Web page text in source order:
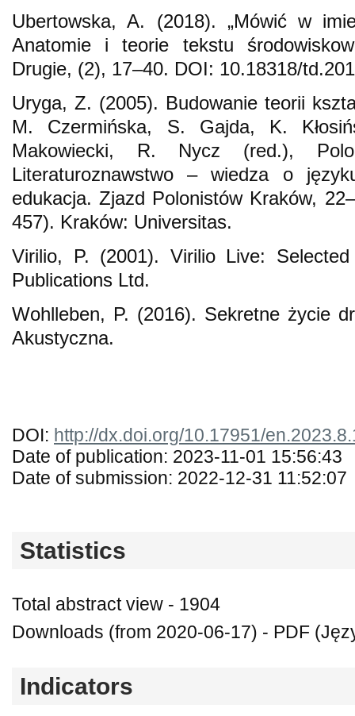
Ubertowska, A. (2018). „Mówić w
Anatomie i teorie tekstu
Drugie, (2), 17–40. DOI: 10.18318/
Uryga, Z. (2005). Budowanie teorii
M. Czermińska, S. Gajda, K.
Makowiecki, R. Nycz (red.),
Literaturoznawstwo – wiedza o
edukacja. Zjazd Polonistów Kraków,
457). Kraków: Universitas.
Virilio, P. (2001). Virilio Live:
Publications Ltd.
Wohlleben, P. (2016). Sekretne życie
Akustyczna.
DOI: http://dx.doi.org/10.17951/
Date of publication: 2023-11-01 15:56:43
Date of submission: 2022-12-31 11:52:07
Statistics
Total abstract view - 1904
Downloads (from 2020-06-17) - PDF
Indicators